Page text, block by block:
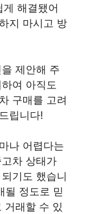
해결됐어
지 마시고 방
제안해 주
여 아직도
구매를 고려
립니다!
나 어렵다는
차 상태가
기도 했습니
될 정도로 믿
거래할 수 있